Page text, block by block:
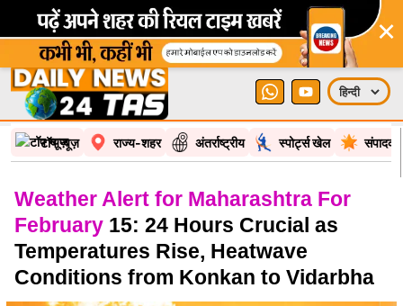
×
टॉप न्यूज़ राज्य-शहर अंतर्राष्ट्रीय स्पोर्ट्स खेल
Weather Alert for Maharashtra For
February 15: 24 Hours Crucial as
Temperatures Rise, Heatwave
Conditions from Konkan to Vidarbha